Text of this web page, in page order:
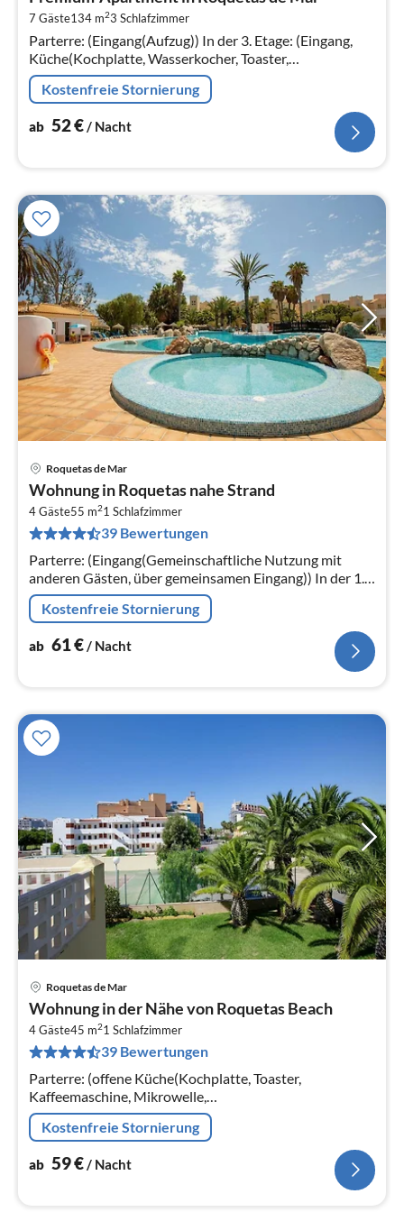
7 Gäste134 m23 Schlafzimmer
Parterre: (Eingang(Aufzug)) In der 3. Etage: (Eingang,
Küche(Kochplatte, Wasserkocher, Toaster,
Dunstabzugshaube, Kaffeemaschine, Backofen,
Mikrowelle, Spülmaschine, Kühl-/Gefrier...
Kostenfreie Stornierung
ab 52€/ Nacht
Roquetas de Mar
Wohnung in Roquetas nahe Strand
4 Gäste55 m21 Schlafzimmer
39 Bewertungen
Parterre: (Eingang(Gemeinschaftliche Nutzung mit
anderen Gästen, über gemeinsamen Eingang)) In der 1.
Etage: (Eingang, Wohnzimmer(Doppelschlafcouch(140
x 200 cm), TV(Flatscreen)
Kostenfreie Stornierung
ab 61€/ Nacht
Roquetas de Mar
Wohnung in der Nähe von Roquetas Beach
4 Gäste45 m21 Schlafzimmer
39 Bewertungen
Parterre: (offene Küche(Kochplatte, Toaster,
Kaffeemaschine, Mikrowelle,
Kühl-/Gefrierkombination, Waschbecken, Zitruspresse)
Kostenfreie Stornierung
ab 59€/ Nacht